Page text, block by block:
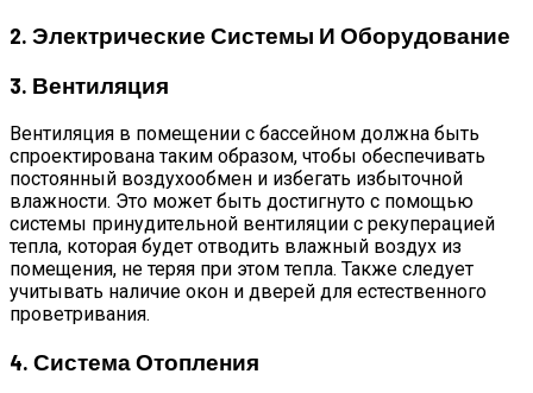
2. Электрические Системы И Оборудование
3. Вентиляция
Вентиляция в помещении с бассейном должна быть
спроектирована таким образом, чтобы обеспечивать
постоянный воздухообмен и избегать избыточной
влажности. Это может быть достигнуто с помощью
системы принудительной вентиляции с рекуперацией
тепла, которая будет отводить влажный воздух из
помещения, не теряя при этом тепла. Также следует
учитывать наличие окон и дверей для естественного
проветривания.
4. Система Отопления